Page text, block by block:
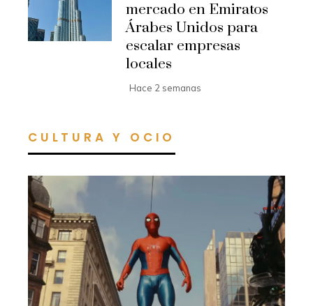
mercado en Emiratos
Árabes Unidos para
escalar empresas
locales
Hace 2 semanas
CULTURA Y OCIO